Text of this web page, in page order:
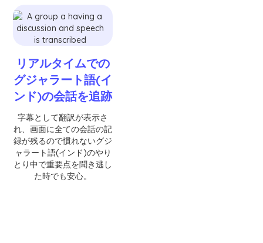
リアルタイムでの
グジャラート語(イ
ンド)の会話を追跡
字幕として翻訳が表示さ
れ、画面に全ての会話の記
録が残るので慣れないグジ
ャラート語(インド)のやり
とり中で重要点を聞き逃し
た時でも安心。